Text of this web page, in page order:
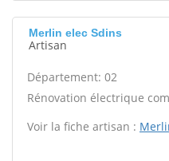
Merlin elec Sdins
Artisan
Département: 02
Rénovation électrique
Voir la fiche artisan :